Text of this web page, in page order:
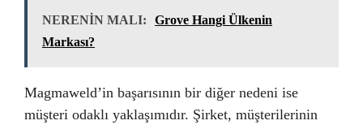
NERENİN MALI:
Grove Hangi Ülkenin
Markası?
Magmaweld’in başarısının bir diğer nedeni ise
müşteri odaklı yaklaşımıdır. Şirket, müşterilerinin